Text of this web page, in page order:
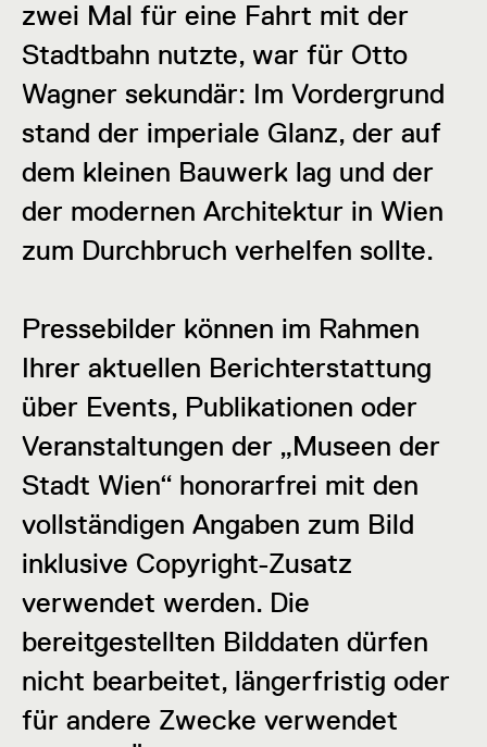
zwei Mal für eine Fahrt mit der
Stadtbahn nutzte, war für Otto
Wagner sekundär: Im Vordergrund
stand der imperiale Glanz, der auf
dem kleinen Bauwerk lag und der
der modernen Architektur in Wien
zum Durchbruch verhelfen sollte.
Pressebilder können im Rahmen
Ihrer aktuellen Berichterstattung
über Events, Publikationen oder
Veranstaltungen der „Museen der
Stadt Wien“ honorarfrei mit den
vollständigen Angaben zum Bild
inklusive Copyright-Zusatz
verwendet werden. Die
bereitgestellten Bilddaten dürfen
nicht bearbeitet, längerfristig oder
für andere Zwecke verwendet